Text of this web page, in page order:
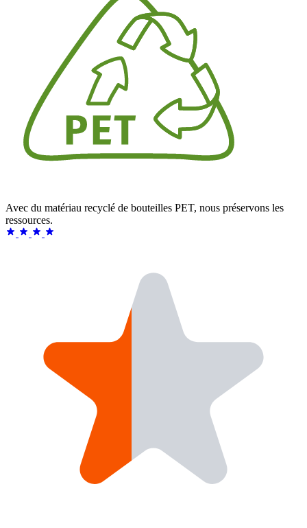
Avec du matériau recyclé de bouteilles PET, nous préservons les
ressources.